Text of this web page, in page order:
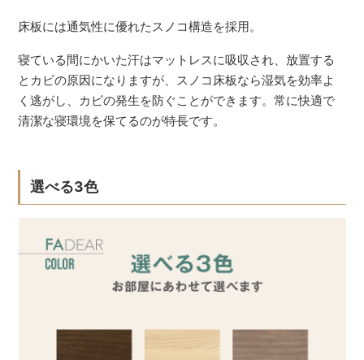
床板には通気性に優れたスノコ構造を採用。
寝ている間にかいた汗はマットレスに吸収され、放置する
とカビの原因になりますが、スノコ床板なら湿気を効率よ
く逃がし、カビの発生を防ぐことができます。常に快適で
清潔な寝環境を保てるのが特長です。
選べる3色